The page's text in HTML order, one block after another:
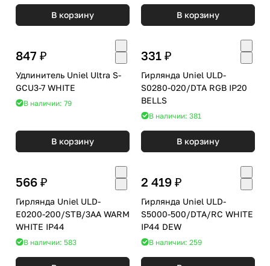
В корзину В корзину
847 ₽
Удлинитель Uniel Ultra S-
GCU3-7 WHITE
В наличии: 79
В корзину
331 ₽
Гирлянда Uniel ULD-
S0280-020/DTA RGB IP20
BELLS
В наличии: 381
В корзину
566 ₽
Гирлянда Uniel ULD-
E0200-200/STB/3AA WARM
WHITE IP44
В наличии: 583
2 419 ₽
Гирлянда Uniel ULD-
S5000-500/DTA/RC WHITE
IP44 DEW
В наличии: 259